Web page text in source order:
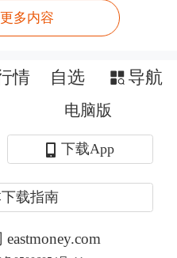
视网微博
榨企业对美国大豆
收获延迟导致发货
布的数据显示，
口量降至2008年
多内容
情 自选 导航
电脑版
下载App
载指南